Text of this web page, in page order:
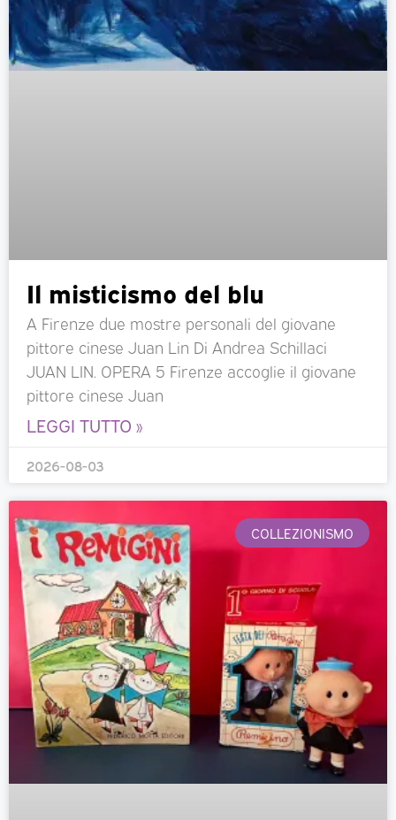
Il misticismo del blu
A Firenze due mostre personali del giovane
pittore cinese Juan Lin Di Andrea Schillaci
JUAN LIN. OPERA 5 Firenze accoglie il giovane
pittore cinese Juan
LEGGI TUTTO »
2026-08-03
COLLEZIONISMO